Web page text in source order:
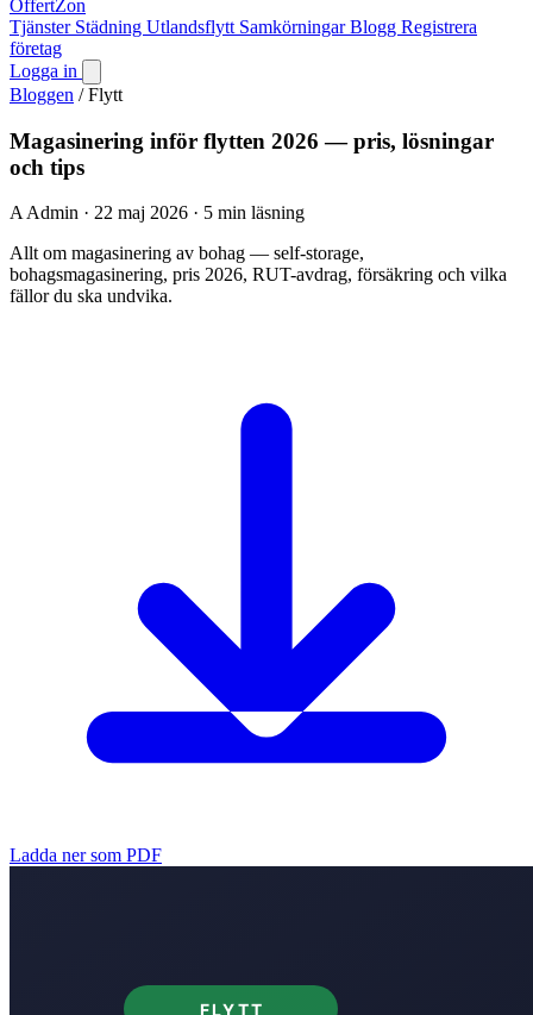
OffertZon
Tjänster Städning Utlandsflytt SamkörningarBlogg Registrera
företag
Logga in
Bloggen / Flytt
Magasinering inför flytten 2026 — pris, lösningar
och tips
AAdmin · 22 maj 2026 · 5 min läsning
Allt om magasinering av bohag — self-storage,
bohagsmagasinering, pris 2026, RUT-avdrag, försäkring och vilka
fällor du ska undvika.
Ladda ner som PDF